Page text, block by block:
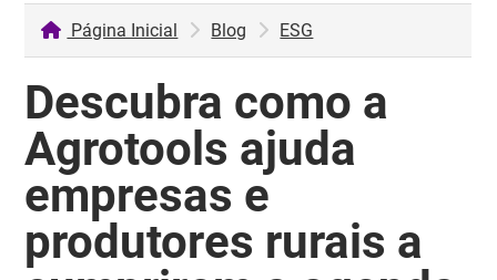
Página Inicial Blog ESG
Descubra como a
Agrotools ajuda
empresas e
produtores rurais a